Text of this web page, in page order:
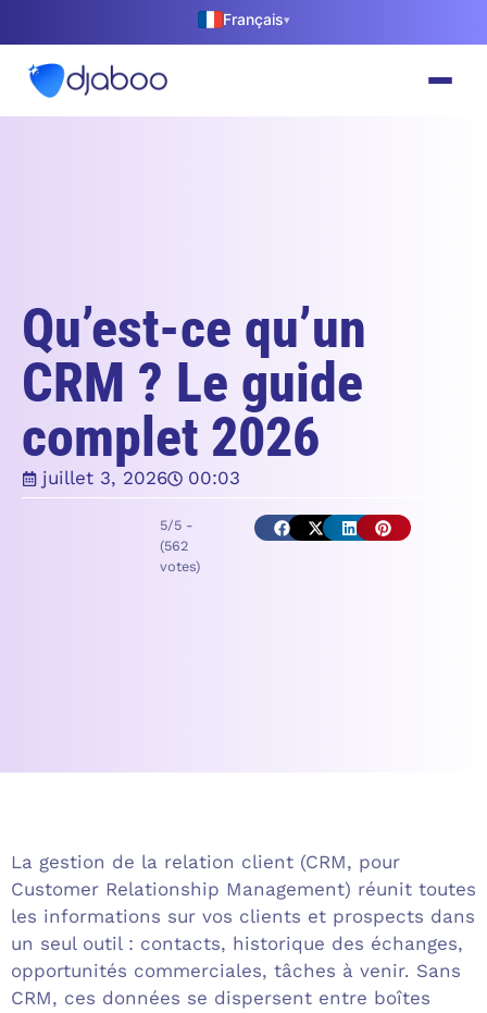
Français▾
Qu’est-ce qu’un
CRM ? Le guide
complet 2026
juillet 3, 2026 00:03
5/5 -
(562
votes)
La gestion de la relation client (CRM, pour
Customer Relationship Management) réunit toutes
les informations sur vos clients et prospects dans
un seul outil : contacts, historique des échanges,
opportunités commerciales, tâches à venir. Sans
CRM, ces données se dispersent entre boîtes